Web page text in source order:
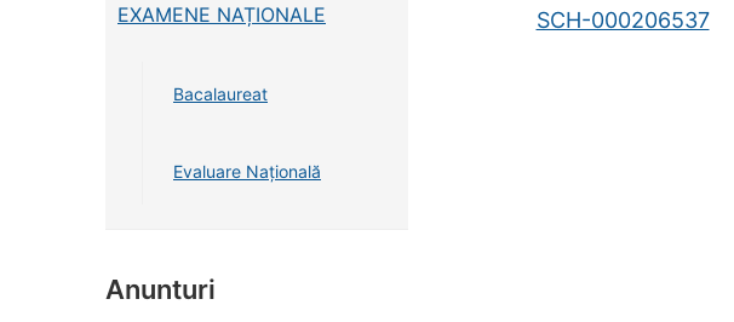
EXAMENE NAȚIONALE
Bacalaureat
Evaluare Națională
Anunturi
SCH-000206537